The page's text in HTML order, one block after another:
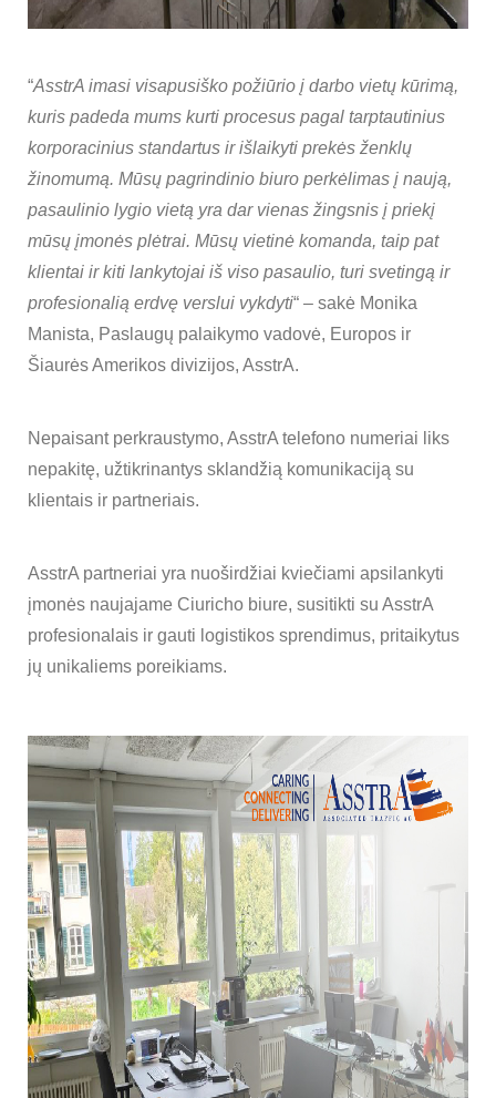
“AsstrA imasi visapusiško požiūrio į darbo vietų kūrimą,
kuris padeda mums kurti procesus pagal tarptautinius
korporacinius standartus ir išlaikyti prekės ženklų
žinomumą. Mūsų pagrindinio biuro perkėlimas į naują,
pasaulinio lygio vietą yra dar vienas žingsnis į priekį
mūsų įmonės plėtrai. Mūsų vietinė komanda, taip pat
klientai ir kiti lankytojai iš viso pasaulio, turi svetingą ir
profesionalią erdvę verslui vykdyti“ – sakė Monika
Manista, Paslaugų palaikymo vadovė, Europos ir
Šiaurės Amerikos divizijos, AsstrA.
Nepaisant perkraustymo, AsstrA telefono numeriai liks
nepakitę, užtikrinantys sklandžią komunikaciją su
klientais ir partneriais.
AsstrA partneriai yra nuoširdžiai kviečiami apsilankyti
įmonės naujajame Ciuricho biure, susitikti su AsstrA
profesionalais ir gauti logistikos sprendimus, pritaikytus
jų unikaliems poreikiams.